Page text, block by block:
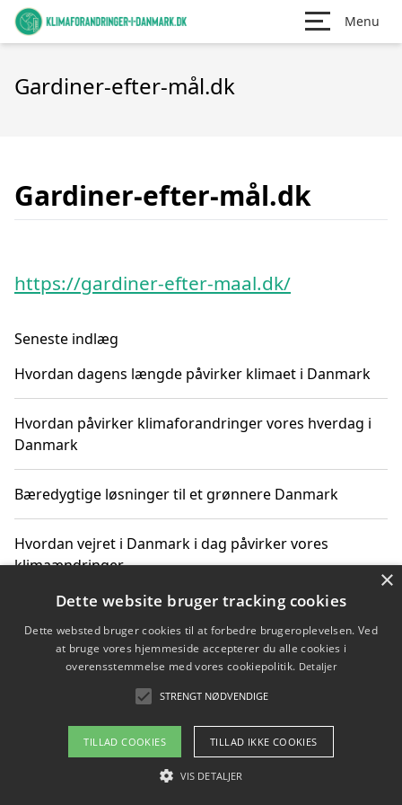
Menu
Gardiner-efter-mål.dk
Gardiner-efter-mål.dk
https://gardiner-efter-maal.dk/
Seneste indlæg
Hvordan dagens længde påvirker klimaet i Danmark
Hvordan påvirker klimaforandringer vores hverdag i
Danmark
Bæredygtige løsninger til et grønnere Danmark
Hvordan vejret i Danmark i dag påvirker vores
klimaændringer
Hvordan klimaændringer påvirker danske unges
gaveønsker
Om / kontakt
Blog Betingelser
×
Dette website bruger tracking cookies
Dette websted bruger cookies til at forbedre brugeroplevelsen. Ved
at bruge vores hjemmeside accepterer du alle cookies i
overensstemmelse med vores cookiepolitik. Detaljer
STRENGT NØDVENDIGE
TILLAD COOKIES TILLAD IKKE COOKIES
VIS DETALJER